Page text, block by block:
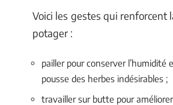
Voici les gestes qui renforcent
potager :
pailler pour conserver l’humidité
pousse des herbes indésirables ;
travailler sur butte pour